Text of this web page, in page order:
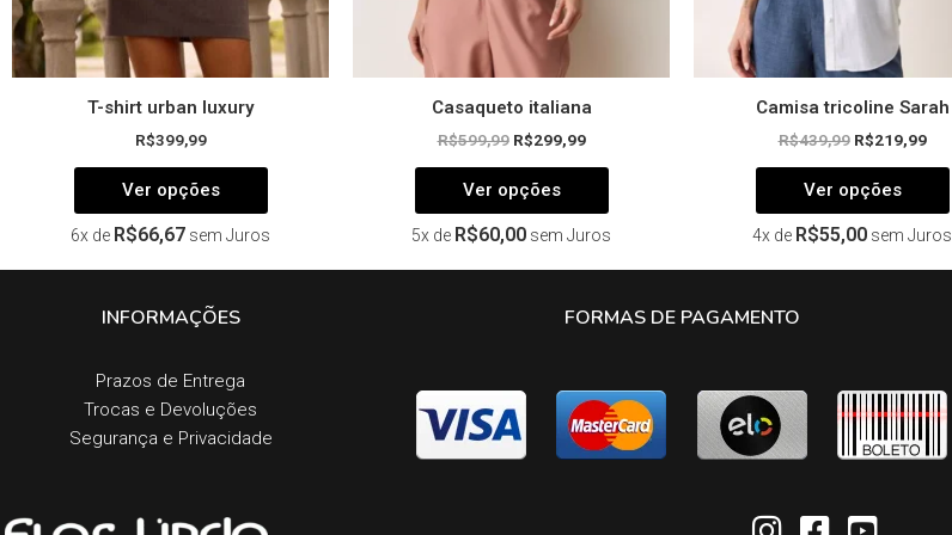
T-shirt urban luxury
R$399,99
Ver opções
do
produto
6x de R$66,67 sem Juros
Casaqueto italiana
R$599,99 R$299,99
Ver opções
5x de R$60,00 sem Juros
Camisa tricoline Sarah
R$439,99 R$219,99
Ver opções
4x de R$55,00 sem Juros
INFORMAÇÕES
Prazos de Entrega​
Trocas e Devoluções​
Segurança e Privacidade
FORMAS DE PAGAMENTO